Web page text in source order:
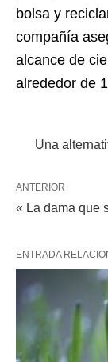
bolsa y
compañía
alcance de
alrededor de
Una
ANTERIOR
« La dama que
ENTRADA